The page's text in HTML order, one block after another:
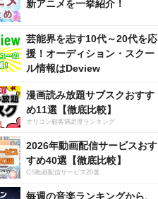
新アニメを一挙紹介！
芸能界を志す10代～20代を応
援！オーディション・スクー
ル情報はDeview
漫画読み放題サブスクおすす
め11選【徹底比較】
オリコン顧客満足度ランキング
2026年動画配信サービスおす
すめ40選【徹底比較】
CS動画配信サービス20選
毎週の音楽ランキングから、